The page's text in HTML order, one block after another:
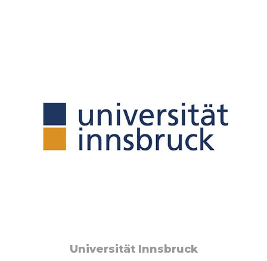
Universität Innsbruck